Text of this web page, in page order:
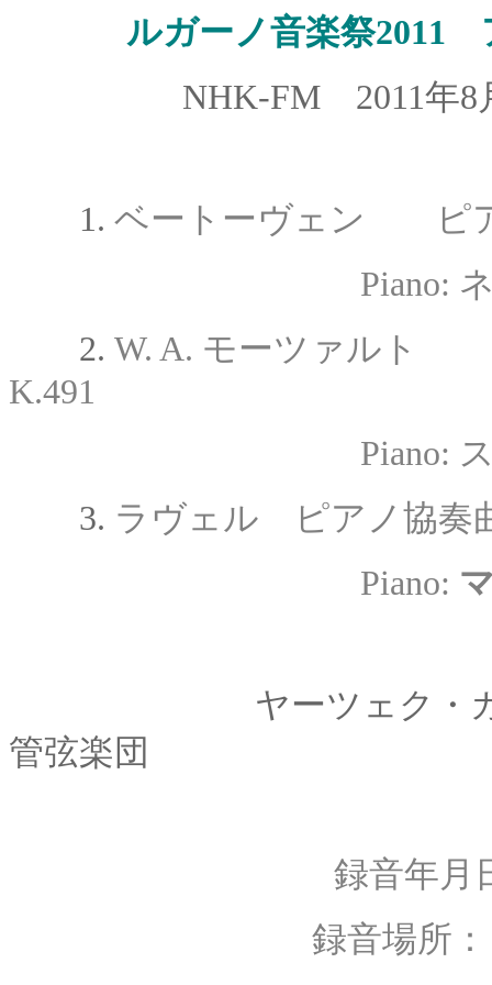
ルガーノ音楽祭2011
NHK-FM 2011年8
1. ベートーヴェン ピ
Piano:
2. W. A. モーツァル
K.491
Piano:
3. ラヴェル ピアノ協
Piano:
ヤーツェク・
管弦楽団
録音年月
録音場所